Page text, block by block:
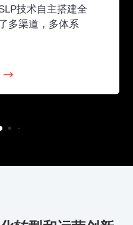
技术自主搭建全
多渠道，多体系